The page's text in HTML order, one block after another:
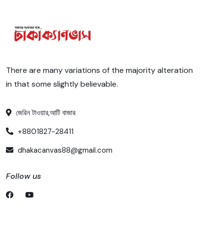
There are many variations of the majority alteration
in that some slightly believable.
জেরিন টাওয়ার,আটি বাজার
+8801827-28411
dhakacanvas88@gmail.com
Follow us